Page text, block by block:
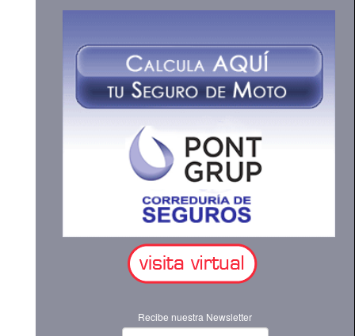
Recibe nuestra Newsletter